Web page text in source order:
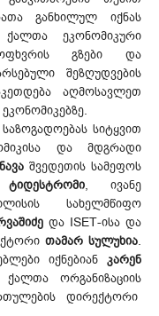
განხილულ იქნას
ეკონომიკური
გზები და
შეზღუდვების
აღმოსავლეთ
სიტყვით
და მდგრადი
შვედეთის სამეფოს
, ივანე
სახელმწიფო
და ISET-ისა და
თამარ სულუხია.
იქნებიან კარენ
ორგანიზაციის
დირექტორი